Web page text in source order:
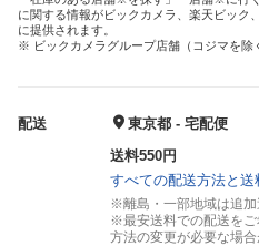
に関する情報がビックカメラ、楽天ビック
に提供されます。
※ ビックカメラグループ店舗（コジマを除
配送
東京都 - 宅配便
送料550円
すべての配送方法と送
※離島・一部地域は追加
※最安送料での配送をご
方法の変更が必要な場合